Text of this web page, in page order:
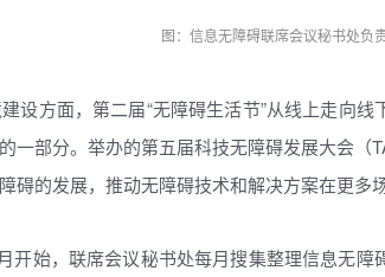
图：信息无障碍联席会议秘书处负
设方面，第二届“无障碍生活节”从线上走向
一部分。举办的第五届科技无障碍发展大会（
碍的发展，推动无障碍技术和解决方案在更多
开始，联席会议秘书处每月搜集整理信息无